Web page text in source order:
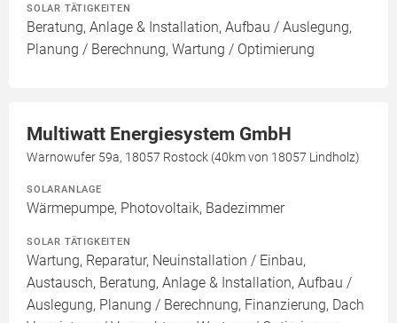
SOLAR TÄTIGKEITEN
Beratung, Anlage & Installation, Aufbau / Auslegung,
Planung / Berechnung, Wartung / Optimierung
Multiwatt Energiesystem GmbH
Warnowufer 59a, 18057 Rostock (40km von 18057 Lindholz)
SOLARANLAGE
Wärmepumpe, Photovoltaik, Badezimmer
SOLAR TÄTIGKEITEN
Wartung, Reparatur, Neuinstallation / Einbau,
Austausch, Beratung, Anlage & Installation, Aufbau /
Auslegung, Planung / Berechnung, Finanzierung, Dach